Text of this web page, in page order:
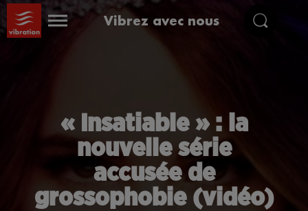
Vibrez avec nous
« Insatiable » : la
nouvelle série
accusée de
grossophobie (vidéo)